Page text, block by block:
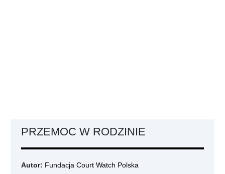
PRZEMOC W RODZINIE
Autor: Fundacja Court Watch Polska